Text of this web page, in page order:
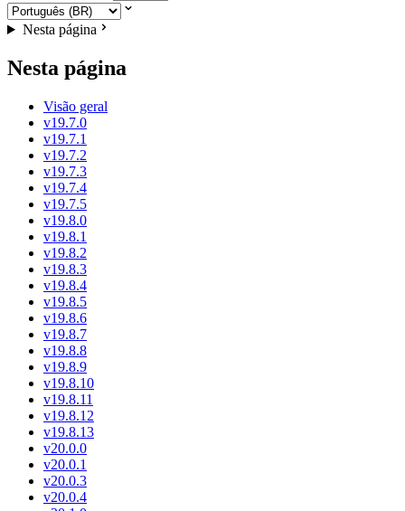
Nesta página
Nesta página
Visão geral
v19.7.0
v19.7.1
v19.7.2
v19.7.3
v19.7.4
v19.7.5
v19.8.0
v19.8.1
v19.8.2
v19.8.3
v19.8.4
v19.8.5
v19.8.6
v19.8.7
v19.8.8
v19.8.9
v19.8.10
v19.8.11
v19.8.12
v19.8.13
v20.0.0
v20.0.1
v20.0.3
v20.0.4